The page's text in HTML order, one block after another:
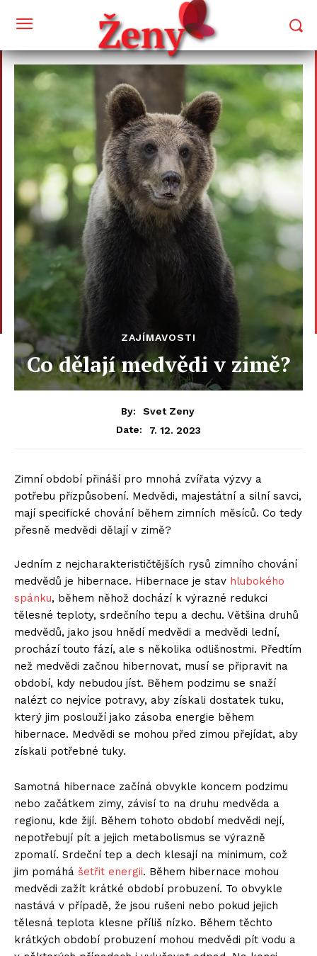
ZAJÍMAVOSTI
Co dělají medvědi v zimě?
By:
Svet Zeny
Date:
7. 12. 2023
Zimní období přináší pro mnohá zvířata výzvy a
potřebu přizpůsobení. Medvědi, majestátní a silní savci,
mají specifické chování během zimních měsíců. Co tedy
přesně medvědi dělají v zimě?
Jedním z nejcharakterističtějších rysů zimního chování
medvědů je hibernace. Hibernace je stav hlubokého
spánku, během něhož dochází k výrazné redukci
tělesné teploty, srdečního tepu a dechu. Většina druhů
medvědů, jako jsou hnědí medvědi a medvědi lední,
prochází touto fází, ale s několika odlišnostmi. Předtím
než medvědi začnou hibernovat, musí se připravit na
období, kdy nebudou jíst. Během podzimu se snaží
nalézt co nejvíce potravy, aby získali dostatek tuku,
který jim poslouží jako zásoba energie během
hibernace. Medvědi se mohou před zimou přejídat, aby
získali potřebné tuky.
Samotná hibernace začíná obvykle koncem podzimu
nebo začátkem zimy, závisí to na druhu medvěda a
regionu, kde žijí. Během tohoto období medvědi nejí,
nepotřebují pít a jejich metabolismus se výrazně
zpomalí. Srdeční tep a dech klesají na minimum, což
jim pomáhá šetřit energii. Během hibernace mohou
medvědi zažít krátké období probuzení. To obvykle
nastává v případě, že jsou rušeni nebo pokud jejich
tělesná teplota klesne příliš nízko. Během těchto
krátkých období probuzení mohou medvědi pít vodu a